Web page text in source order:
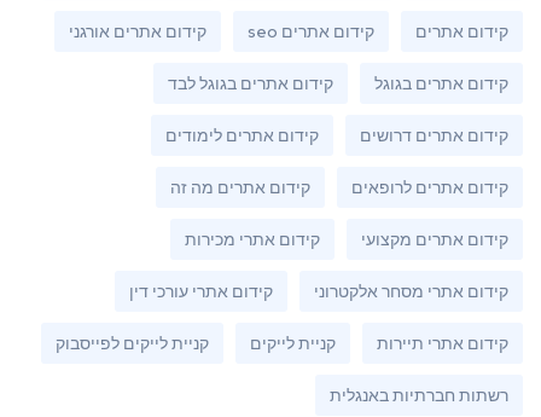
קידום אתרים קידום אתרים seo קידום אתרים אורגני
קידום אתרים בגוגל קידום אתרים בגוגל לבד
קידום אתרים דרושים קידום אתרים לימודים
קידום אתרים לרופאים קידום אתרים מה זה
קידום אתרים מקצועי קידום אתרי מכירות
קידום אתרי מסחר אלקטרוני קידום אתרי עורכי דין
קידום אתרי תיירות קניית לייקים קניית לייקים לפייסבוק
רשתות חברתיות באנגלית